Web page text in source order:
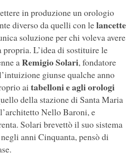
in produzione un orologio
diverso da quelli con lelancette
soluzione per chi voleva avere
propria. L’idea di sostituire le
aRemigio Solari, fondatore
giunse qualche anno
ai tabelloni e agli orologi
della stazione di Santa Maria
Nello Baroni, e
Solari brevettò il suo sistema
anni Cinquanta, pensò di